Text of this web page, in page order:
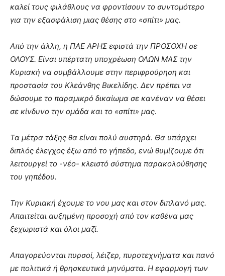
καλεί τους φιλάθλους να φροντίσουν το συντομότερο
για την εξασφάλιση μιας θέσης στο «σπίτι» μας.
Από την άλλη, η ΠΑΕ ΑΡΗΣ εφιστά την ΠΡΟΣΟΧΗ σε
ΟΛΟΥΣ. Είναι υπέρτατη υποχρέωση ΟΛΩΝ ΜΑΣ την
Κυριακή να συμβάλλουμε στην περιφρούρηση και
προστασία του Κλεάνθης Βικελίδης. Δεν πρέπει να
δώσουμε το παραμικρό δικαίωμα σε κανέναν να θέσει
σε κίνδυνο την ομάδα και το «σπίτι» μας.
Τα μέτρα τάξης θα είναι πολύ αυστηρά. Θα υπάρχει
διπλός έλεγχος έξω από το γήπεδο, ενώ θυμίζουμε ότι
λειτουργεί το -νέο- κλειστό σύστημα παρακολούθησης
του γηπέδου.
Την Κυριακή έχουμε το νου μας και στον διπλανό μας.
Απαιτείται αυξημένη προσοχή από τον καθένα μας
ξεχωριστά και όλοι μαζί.
Απαγορεύονται πυρσοί, λέιζερ, πυροτεχνήματα και πανό
με πολιτικά ή θρησκευτικά μηνύματα. Η εφαρμογή των